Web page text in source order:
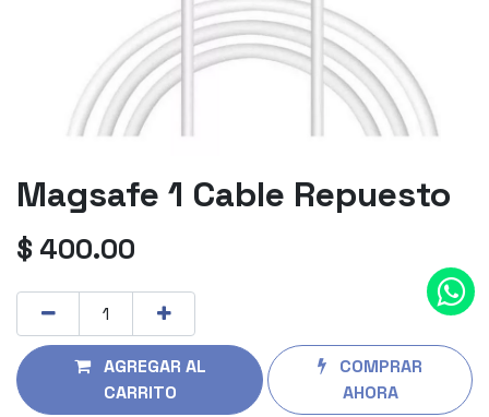
Magsafe 1 Cable Repuesto
$ 400.00
AGREGAR AL
CARRITO
COMPRAR
AHORA